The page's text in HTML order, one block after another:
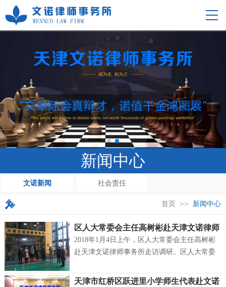
新闻中心
文诺新闻 社会责任
首页 >> 新闻中心
区人大常委会主任高树彬赴天津文诺律师
事务所走访调研
2018年1月4日上午，区人大常委会主任高树彬
赴天津文诺律师事务所走访调研。区人大常委
书苓、调研室主任蒋汉民、办公室副主任刘
天津市红桥区跃进里小学师生代表赴文诺